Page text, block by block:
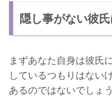
浮気
かっこ悪いと思われた
お金がない
男性が嘘をつく心理
隠し事がない彼
まずあなた自身は彼氏
しているつもりはない
あるのではないでしょ